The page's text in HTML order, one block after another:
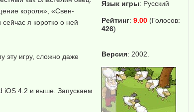
Язык игры: Русский
Рейтинг: 9.00 (Голосов:
426)
Версия: 2002.
короля», «Свен-
я коротко о ней
эту игру, сложно даже
iOS 4.2 и выше. Запускаем